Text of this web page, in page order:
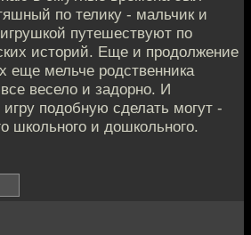
по телику - мальчик и
путешествуют по
историй. Еще и продолжение
еще мельче родственника
весело и задорно. И
подобную сделать могут -
школьного и дошкольного.